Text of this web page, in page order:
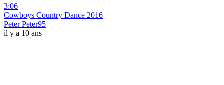
3:06
Cowboys Country Dance 2016
Peter Peter95
il y a 10 ans